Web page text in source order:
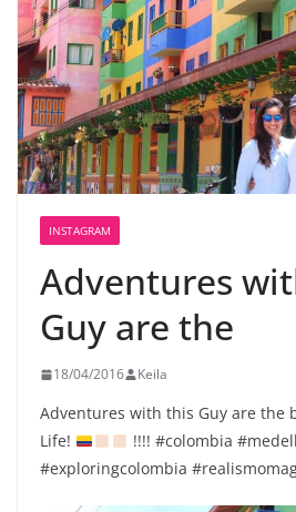
INSTAGRAM
Adventures
Guy are the
18/04/2016 Keila
Adventures with this Guy are the
Life!
!!!! #colombia
#exploringcolombia